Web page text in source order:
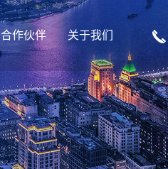
合作伙伴 关于我们